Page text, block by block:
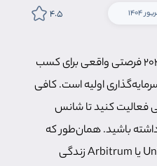
4.5
دریافت ایردراپ رایگان در سال ۲۰۲۵ فرصتی واقعی برای کسب
اولیه است. کافی
فعالیت کنید تا شانس
باشید. همان‌طور که
ایردراپ‌های معروفی مثل Uniswap یا Arbitrum زندگی